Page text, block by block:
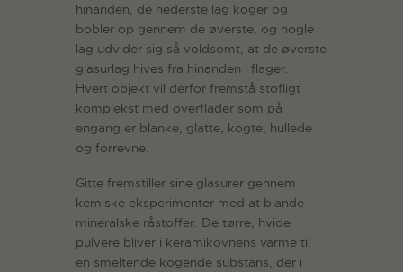
hinanden, de nederste lag koger og
bobler op gennem de øverste, og nogle
lag udvider sig så voldsomt, at de øverste
glasurlag hives fra hinanden i flager.
Hvert objekt vil derfor fremstå stofligt
komplekst med overflader som på
engang er blanke, glatte, kogte, hullede
og forrevne.
Gitte fremstiller sine glasurer gennem
kemiske eksperimenter med at blande
mineralske råstoffer. De tørre, hvide
pulvere bliver i keramikovnens varme til
en smeltende kogende substans, der i